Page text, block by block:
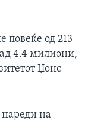
повеќе од 213
4.4 милиони,
Џонс
нареди на